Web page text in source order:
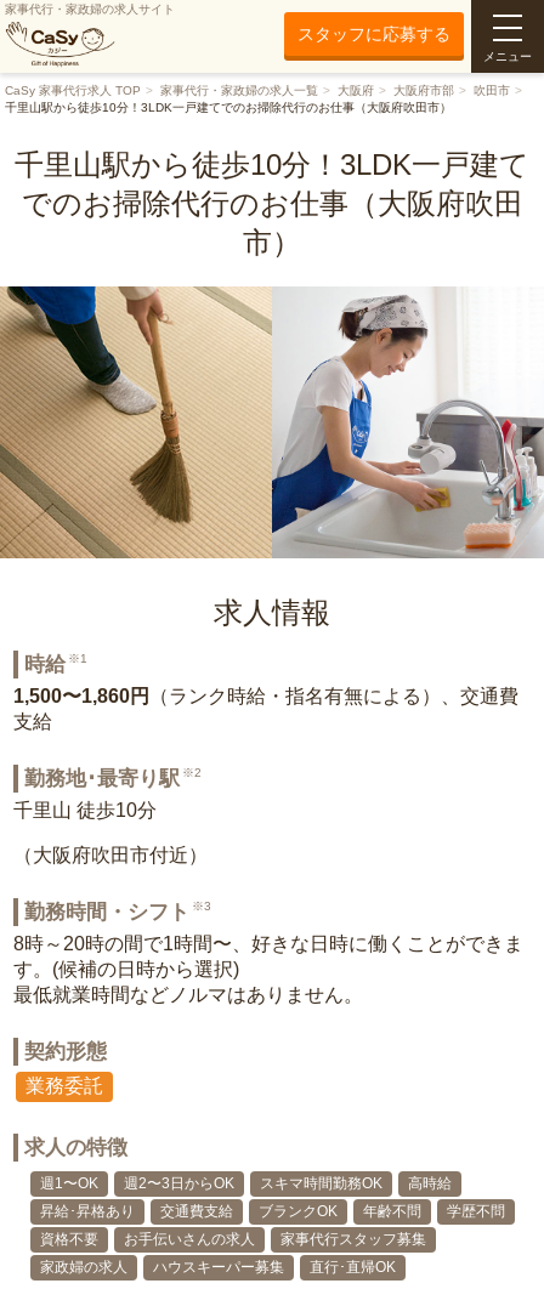
家事代行・家政婦の求人サイト
スタッフに応募する
メニュー
CaSy 家事代行求人 TOP 家事代行・家政婦の求人一覧 大阪府 大阪府市部
吹田市
千里山駅から徒歩10分！3LDK一戸建てでのお掃除代行のお仕事（大阪府吹田市）
千里山駅から徒歩10分！3LDK一戸建て
でのお掃除代行のお仕事（大阪府吹田
市）
求人情報
時給 ※1
1,500〜1,860円
（ランク時給・指名有無による）、交通費
支給
勤務地･最寄り駅 ※2
千里山 徒歩10分
（大阪府吹田市付近）
勤務時間・シフト ※3
8時～20時の間で1時間〜、好きな日時に働くことができま
す。(候補の日時から選択)
最低就業時間などノルマはありません。
契約形態
業務委託
求人の特徴
週1〜OK 週2〜3日からOK スキマ時間勤務OK
高時給
昇給･昇格あり
交通費支給 ブランクOK 年齢不問
学歴不問
資格不要
お手伝いさんの求人
家事代行スタッフ募集
家政婦の求人
ハウスキーパー募集 直行･直帰OK